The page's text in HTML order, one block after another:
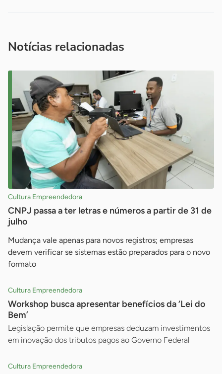
Notícias relacionadas
Cultura Empreendedora
CNPJ passa a ter letras e números a partir de 31 de
julho
Mudança vale apenas para novos registros; empresas
devem verificar se sistemas estão preparados para o novo
formato
Cultura Empreendedora
Workshop busca apresentar benefícios da ‘Lei do
Bem’
Legislação permite que empresas deduzam investimentos
em inovação dos tributos pagos ao Governo Federal
Cultura Empreendedora